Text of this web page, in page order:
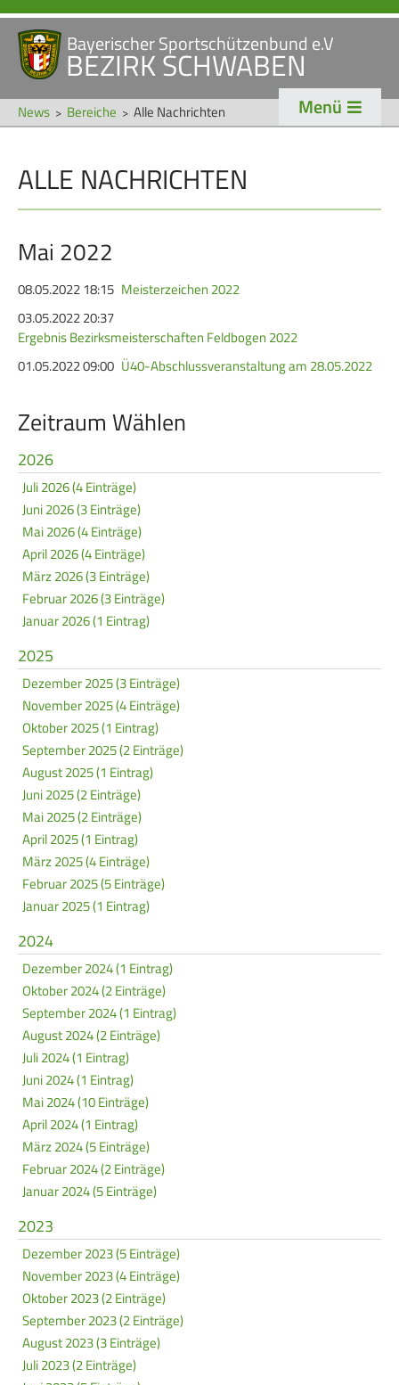
Bayerischer Sportschützenbund e.V
BEZIRK SCHWABEN
News Bereiche Alle Nachrichten Menü
ALLE NACHRICHTEN
Mai 2022
08.05.2022 18:15 Meisterzeichen 2022
03.05.2022 20:37
Ergebnis Bezirksmeisterschaften Feldbogen 2022
01.05.2022 09:00 Ü40-Abschlussveranstaltung am 28.05.2022
Zeitraum Wählen
2026
Juli 2026 (4 Einträge)
Juni 2026 (3 Einträge)
Mai 2026 (4 Einträge)
April 2026 (4 Einträge)
März 2026 (3 Einträge)
Februar 2026 (3 Einträge)
Januar 2026 (1 Eintrag)
2025
Dezember 2025 (3 Einträge)
November 2025 (4 Einträge)
Oktober 2025 (1 Eintrag)
September 2025 (2 Einträge)
August 2025 (1 Eintrag)
Juni 2025 (2 Einträge)
Mai 2025 (2 Einträge)
April 2025 (1 Eintrag)
März 2025 (4 Einträge)
Februar 2025 (5 Einträge)
Januar 2025 (1 Eintrag)
2024
Dezember 2024 (1 Eintrag)
Oktober 2024 (2 Einträge)
September 2024 (1 Eintrag)
August 2024 (2 Einträge)
Juli 2024 (1 Eintrag)
Juni 2024 (1 Eintrag)
Mai 2024 (10 Einträge)
April 2024 (1 Eintrag)
März 2024 (5 Einträge)
Februar 2024 (2 Einträge)
Januar 2024 (5 Einträge)
2023
Dezember 2023 (5 Einträge)
November 2023 (4 Einträge)
Oktober 2023 (2 Einträge)
September 2023 (2 Einträge)
August 2023 (3 Einträge)
Juli 2023 (2 Einträge)
Navigation
überspringen
STARTSEITE
VERANSTALTUNGEN
NEWS
überspringen
VERBAND
Veranstaltungen
Bezirk Schwaben
Gaue & Mitglieder
Referenten
Ehrungen
Service
TRADITION
Schützentradition
Schützen­­museum
SPORT
Schützensport
Meisterschaften
Bogen
Senioren-Auflage
Kader
RWK
DAMEN
Damen im Schützensport
Bezirkspokal
Frauen Ü40
Navigation
überspringen
Datenschutz